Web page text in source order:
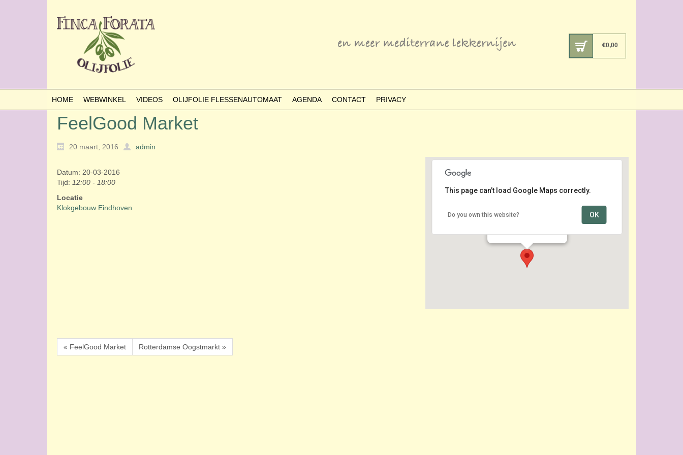
€0,00
HOME WEBWINKEL VIDEOS OLIJFOLIE FLESSENAUTOMAAT AGENDA CONTACT PRIVACY
FeelGood Market
20 maart, 2016 admin
Klokgebouw Eindhoven
This page can't load Google Maps correctly.
Do you own this website? OK
Datum: 20-03-2016
Tijd: 12:00 - 18:00
Locatie
Klokgebouw Eindhoven
« FeelGood Market Rotterdamse Oogstmarkt »